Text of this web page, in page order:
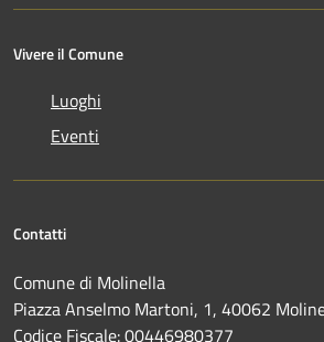
Vivere il Comune
Luoghi
Eventi
Contatti
Comune di Molinella
Piazza Anselmo Martoni, 1, 40062
Codice Fiscale: 00446980377